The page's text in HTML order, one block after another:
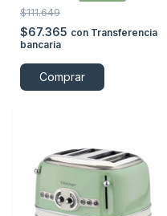
$111.649
$67.365 con Transferencia
bancaria
Comprar